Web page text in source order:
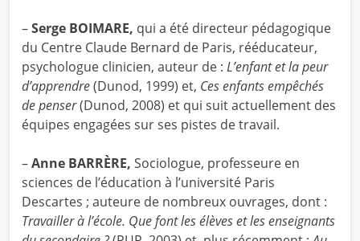
–Serge BOIMARE, qui a été directeur pédagogique
du Centre Claude Bernard de Paris, rééducateur,
psychologue clinicien, auteur de : L’enfant et la peur
d’apprendre(Dunod, 1999) et, Ces enfants empêchés
de penser(Dunod, 2008) et qui suit actuellement des
équipes engagées sur ses pistes de travail.
–Anne BARRÈRE, Sociologue, professeure en
sciences de l’éducation à l’université Paris
Descartes ; auteure de nombreux ouvrages, dont :
Travailler à l’école. Que font les élèves et les enseignants